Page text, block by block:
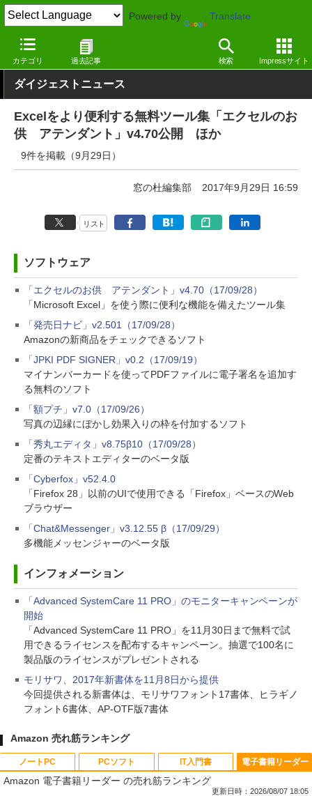
Powered by Translate
カテゴリ 過去記事 検索 Impressサイト
窓の杜 その他の話題 アップデート
ダイジェストニュース
Excelをより便利する無料ツール集「エクセルのお
供 アテンダント」v4.70公開 ほか
9件を掲載（9月29日）
窓の杜編集部 2017年9月29日 16:59
リスト
ソフトウェア
「エクセルのお供 アテンダント」v4.70（17/09/28）
「Microsoft Excel」を使う際に便利な機能を備えたツール集
「発売日ナビ」v2.501（17/09/28）
Amazonの新商品をチェックできるソフト
「JPKI PDF SIGNER」v0.2（17/09/19）
マイナンバーカードを使ってPDFファイルに電子署名を追加す
る無料のソフト
「額プチ」v7.0（17/09/26）
写真の辺縁にぼかし効果入りの枠を付加するソフト
「秀丸エディタ」v8.75β10（17/09/28）
定番のテキストエディターのベータ版
「Cyberfox」v52.4.0
「Firefox 28」以前のUIで使用できる「Firefox」ベースのWeb
ブラウザー
「Chat&Messenger」v3.12.55 β（17/09/29）
多機能メッセンジャーのベータ版
インフォメーション
「Advanced SystemCare 11 PRO」のモニターキャンペーンが
開始
「Advanced SystemCare 11 PRO」を11月30日まで無料で試
用できるライセンスを配布するキャンペーン。抽選で100名に
製品版のライセンスがプレゼントされる
モリサワ、2017年新書体を11月8日から提供
今回提供される新書体は、モリサワフォント17書体、ヒラギノ
フォント6書体、AP-OTF版7書体
Amazon 売れ筋ランキング
ノートPC PCソフト IT入門書 電子書籍リーダー
Amazon 電子書籍リーダー の売れ筋ランキング
更新日時：2026/08/07 18:05